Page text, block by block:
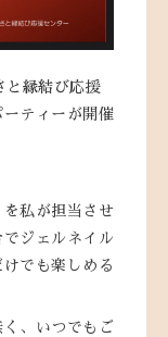
縁結び応援
ティーが開催
を私が担当させ
ジェルネイル
でも楽しめる
、いつでもご